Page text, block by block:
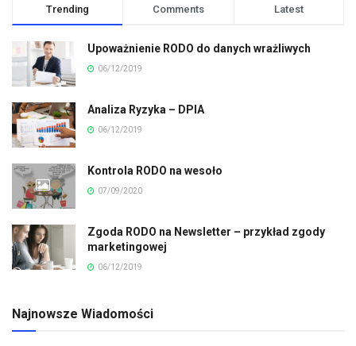
Trending Comments Latest
Upoważnienie RODO do danych wrażliwych
06/12/2019
Analiza Ryzyka – DPIA
06/12/2019
Kontrola RODO na wesoło
07/09/2020
Zgoda RODO na Newsletter – przykład zgody
marketingowej
06/12/2019
Najnowsze Wiadomości